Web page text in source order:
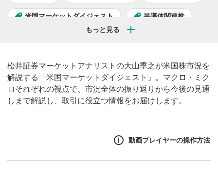
米国マーケットダイジェスト 半導体関連株
松井証券マーケットアナリストの大山季之が米国株市況を
解説する「米国マーケットダイジェスト」。マクロ・ミク
ロそれぞれの視点で、市況全体の振り返りから今後の見通
しまで解説し、取引に役立つ情報をお届けします。
動画プレイヤーの操作方法